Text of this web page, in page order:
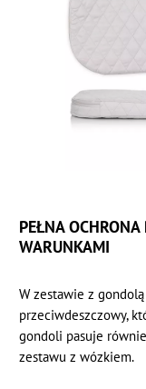
PEŁNA
WARUNKAMI
W zestawie z
przeciwdeszczowy,
gondoli pasuje
zestawu z wózkiem.